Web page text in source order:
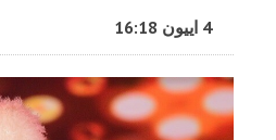
4 اییون 16:18